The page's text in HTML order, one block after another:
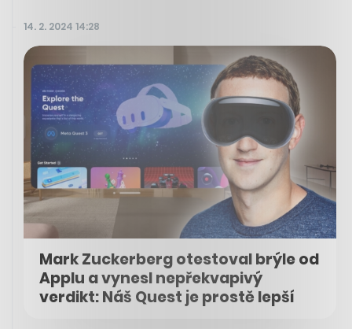
14. 2. 2024 14:28
Mark Zuckerberg otestoval brýle od
Applu a vynesl nepřekvapivý
verdikt: Náš Quest je prostě lepší